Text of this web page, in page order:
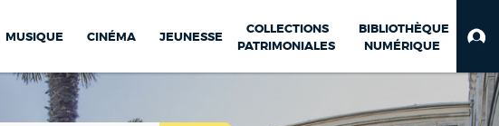
MUSIQUE CINÉMA JEUNESSE
COLLECTIONS
PATRIMONIALES
BIBLIOTHÈQUE
NUMÉRIQUE